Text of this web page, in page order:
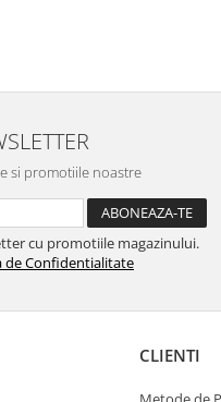
si promotiile noastre
cu promotiile magazinului.
de Confidentialitate
CLIENTI